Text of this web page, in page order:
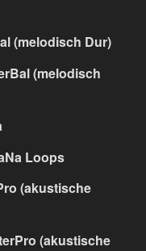
(melodisch Dur)
(melodisch
Loops
(akustische
(akustische